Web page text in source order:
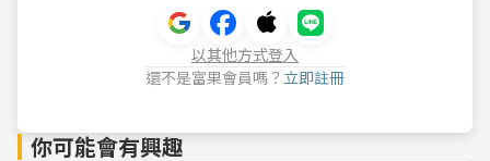
以其他方式登入
還不是富果會員嗎？ 立即註冊
你可能會有興趣